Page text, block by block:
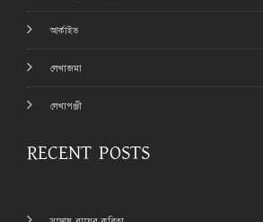
আর্কাইভ
লেখাজমা
লেখাপঞ্জী
RECENT POSTS